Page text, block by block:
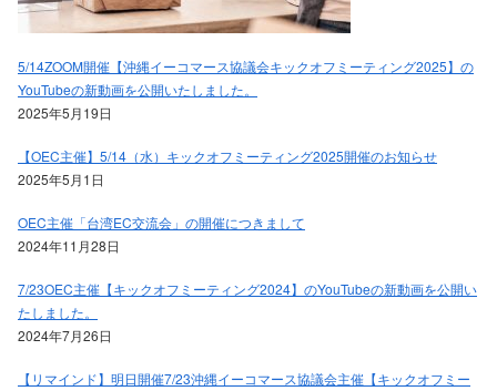
5/14ZOOM開催【沖縄イーコマース協議会キックオフミーティング2025】の
YouTubeの新動画を公開いたしました。
2025年5月19日
【OEC主催】5/14（水）キックオフミーティング2025開催のお知らせ
2025年5月1日
OEC主催「台湾EC交流会」の開催につきまして
2024年11月28日
7/23OEC主催【キックオフミーティング2024】のYouTubeの新動画を公開い
たしました。
2024年7月26日
【リマインド】明日開催7/23沖縄イーコマース協議会主催【キックオフミー